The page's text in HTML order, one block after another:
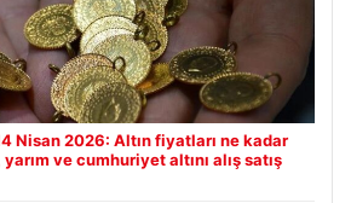
Nisan 2026: Altın fiyatları ne kadar
ve cumhuriyet altını alış satış